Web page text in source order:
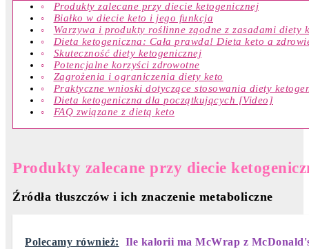
Produkty zalecane przy diecie ketogenicznej
Białko w diecie keto i jego funkcja
Warzywa i produkty roślinne zgodne z zasadami diety
Dieta ketogeniczna: Cała prawda! Dieta keto a
Skuteczność diety ketogenicznej
Potencjalne korzyści zdrowotne
Zagrożenia i ograniczenia diety keto
Praktyczne wnioski dotyczące stosowania diety
Dieta ketogeniczna dla początkujących [Video]
FAQ związane z dietą keto
Produkty zalecane przy diecie
Źródła tłuszczów i ich znaczenie metaboliczne
Polecamy również: Ile kalorii ma McWrap z